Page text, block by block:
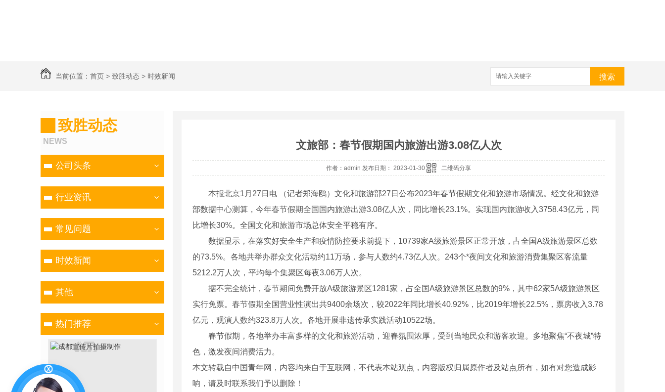
当前位置： 首页 > 致胜动态 > 时效新闻 搜索
致胜动态
NEWS
公司头条
行业资讯
常见问题
时效新闻
其他
热门推荐
文旅部：春节假期国内旅游出游3.08亿人次
作者：admin 发布日期： 2023-01-30 二维码分享
本报北京1月27日电 （记者郑海鸥）文化和旅游部27日公布2023年春节假期文化和旅游市场情况。经文化和旅游
部数据中心测算，今年春节假期全国国内旅游出游3.08亿人次，同比增长23.1%。实现国内旅游收入3758.43亿元，同
比增长30%。全国文化和旅游市场总体安全平稳有序。
数据显示，在落实好安全生产和疫情防控要求前提下，10739家A级旅游景区正常开放，占全国A级旅游景区总数
的73.5%。各地共举办群众文化活动约11万场，参与人数约4.73亿人次。243个*夜间文化和旅游消费集聚区客流量
5212.2万人次，平均每个集聚区每夜3.06万人次。
据不完全统计，春节期间免费开放A级旅游景区1281家，占全国A级旅游景区总数的9%，其中62家5A级旅游景区
实行免票。春节假期全国营业性演出共9400余场次，较2022年同比增长40.92%，比2019年增长22.5%，票房收入3.78
亿元，观演人数约323.8万人次。各地开展非遗传承实践活动10522场。
春节假期，各地举办丰富多样的文化和旅游活动，迎春氛围浓厚，受到当地民众和游客欢迎。多地聚焦“不夜城”特
色，激发夜间消费活力。
本文转载自中国青年网，内容均来自于互联网，不代表本站观点，内容版权归属原作者及站点所有，如有对您造成影
响，请及时联系我们予以删除！